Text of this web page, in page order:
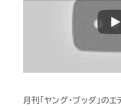
月刊「ヤング・ブッダ」の